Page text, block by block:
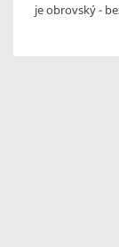
je obrovský -